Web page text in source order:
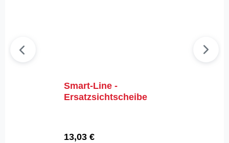
Smart-Line -
Ersatzsichtscheibe
Regulärer Preis:
13,03 €